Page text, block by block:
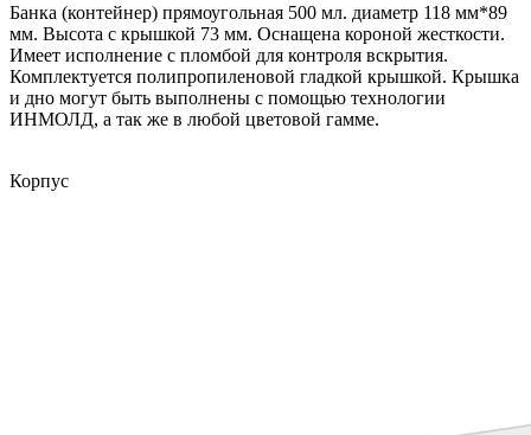
Банка (контейнер) прямоугольная 500 мл. диаметр 118 мм*89
мм. Высота с крышкой 73 мм. Оснащена короной жесткости.
Имеет исполнение с пломбой для контроля вскрытия.
Комплектуется полипропиленовой гладкой крышкой. Крышка
и дно могут быть выполнены с помощью технологии
ИНМОЛД, а так же в любой цветовой гамме.
Корпус